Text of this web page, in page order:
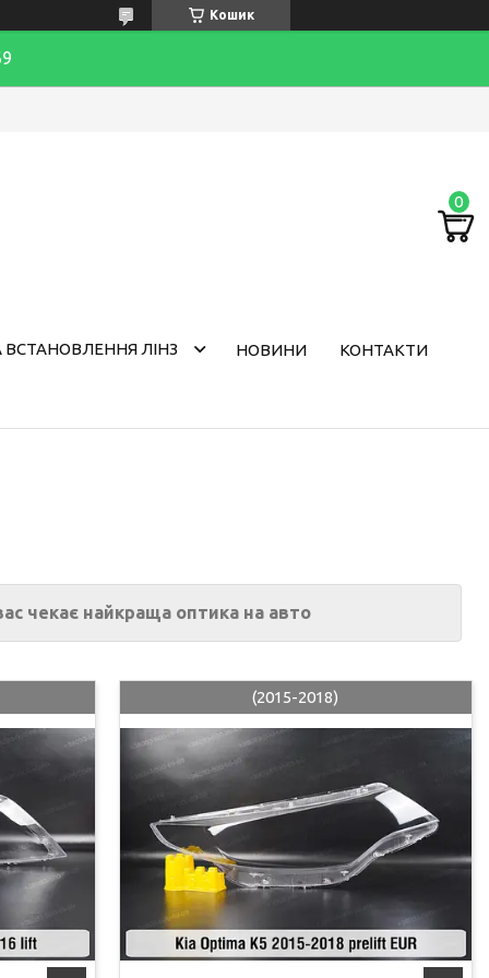
Кошик
ЛІНЗ НОВИНИ КОНТАКТИ
чекає найкраща оптика на авто
(2015-2018)